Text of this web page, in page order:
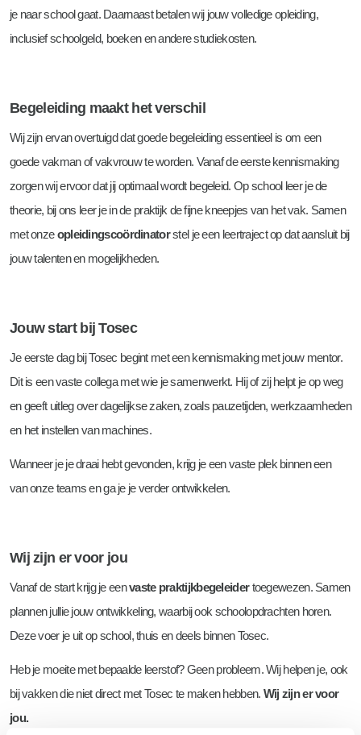
je naar school gaat. Daarnaast betalen wij jouw volledige opleiding,
inclusief schoolgeld, boeken en andere studiekosten.
Begeleiding maakt het verschil
Wij zijn ervan overtuigd dat goede begeleiding essentieel is om een
goede vakman of vakvrouw te worden. Vanaf de eerste kennismaking
zorgen wij ervoor dat jij optimaal wordt begeleid. Op school leer je de
theorie, bij ons leer je in de praktijk de fijne kneepjes van het vak. Samen
met onzeopleidingscoördinatorstel je een leertraject op dat aansluit bij
jouw talenten en mogelijkheden.
Jouw start bij Tosec
Je eerste dag bij Tosec begint met een kennismaking met jouw mentor.
Dit is een vaste collega met wie je samenwerkt. Hij of zij helpt je op weg
en geeft uitleg over dagelijkse zaken, zoals pauzetijden, werkzaamheden
en het instellen van machines.
Wanneer je je draai hebt gevonden, krijg je een vaste plek binnen een
van onze teams en ga je je verder ontwikkelen.
Wij zijn er voor jou
Vanaf de start krijg je eenvaste praktijkbegeleidertoegewezen. Samen
plannen jullie jouw ontwikkeling, waarbij ook schoolopdrachten horen.
Deze voer je uit op school, thuis en deels binnen Tosec.
Heb je moeite met bepaalde leerstof? Geen probleem. Wij helpen je, ook
bij vakken die niet direct met Tosec te maken hebben. Wij zijn er voor
jou.